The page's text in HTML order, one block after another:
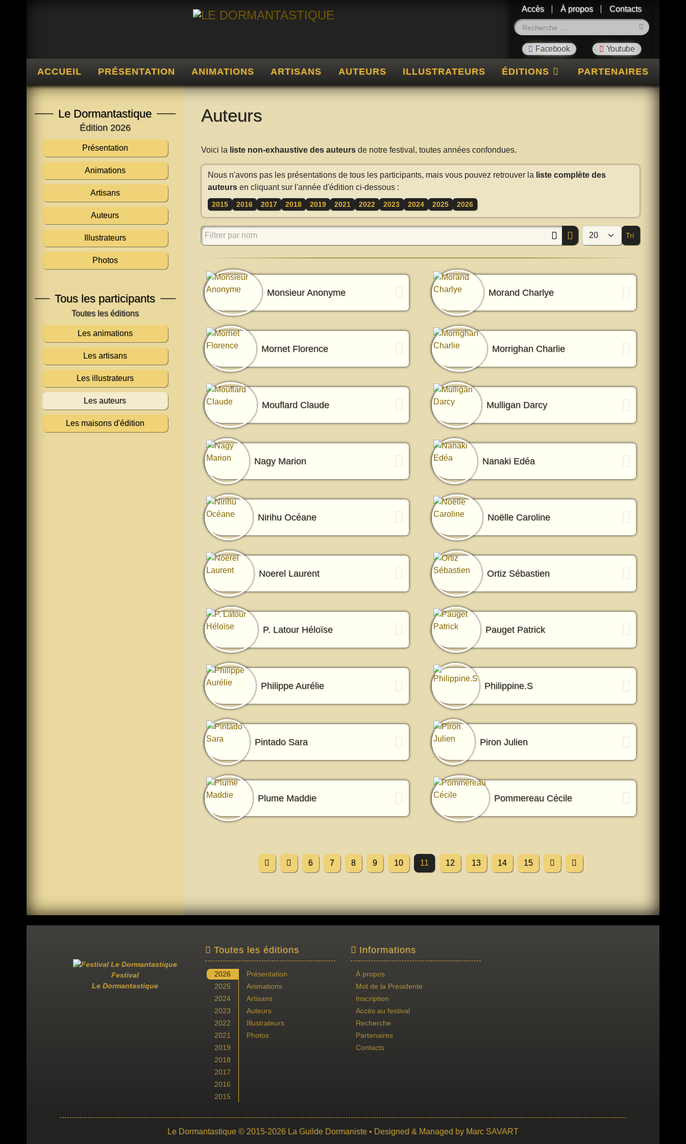
Accès À propos
Contacts
ACCUEIL PRÉSENTATION ANIMATIONS ARTISANS AUTEURS ILLUSTRATEURS ÉDITIONS PARTENAIRES
Le Dormantastique
Édition 2026
Présentation
Animations
Artisans
Auteurs
Illustrateurs
Photos
Tous les participants
Les animations
Les artisans
Les illustrateurs
Les auteurs
Les maisons d'édition
Auteurs
Voici la liste non-exhaustive des auteursde notre festival, toutes années confondues.
Nous n'avons pas les présentations de tous les participants, mais vous pouvez retrouver la liste complète des
auteursen cliquant sur l'année d'édition ci-dessous :
2015 2016 2017 2018 2019 2021 2022 2023 2024 2025 2026
Filtrer par nom
Afficher #
Tri
Monsieur Anonyme Morand Charlye
Mornet Florence Morrighan Charlie
Mouflard Claude Mulligan Darcy
Nagy Marion Nanaki Edéa
Nirihu Océane Noëlle Caroline
Noerel Laurent Ortiz Sébastien
P. Latour Héloïse Pauget Patrick
Philippe Aurélie Philippine.S
Pintado Sara Piron Julien
Plume Maddie Pommereau Cécile
6 7 8 9 10 11 12 13 14 15
Festival
Le Dormantastique
Toutes les éditions
2026
2025
2024
2023
2022
2021
2019
2018
2017
2016
2015
Présentation
Animations
Artisans
Auteurs
Illustrateurs
Photos
Informations
À propos
Mot de la Présidente
Inscription
Accès au festival
Recherche
Partenaires
Contacts
Le Dormantastique © 2015-2026 La Guilde Dormaniste • Designed & Managed by Marc SAVART